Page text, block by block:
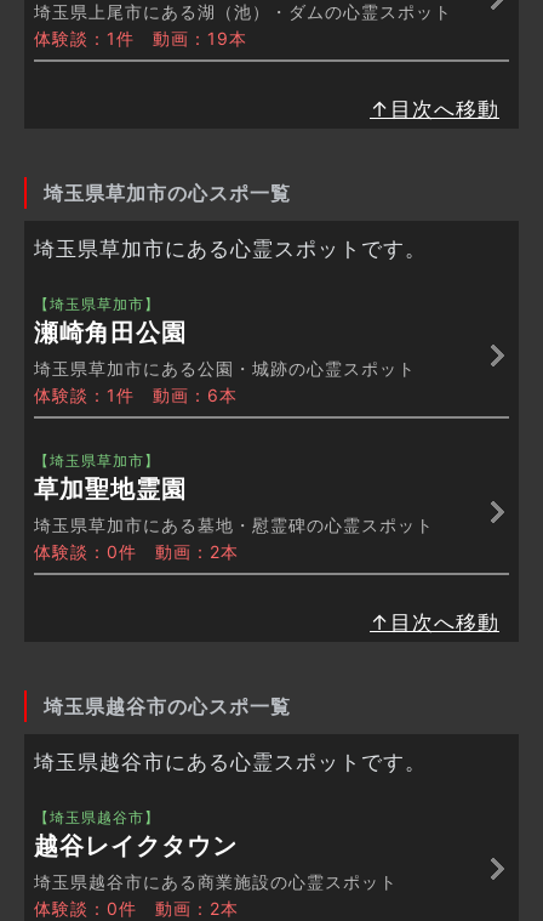
埼玉県上尾市にある湖（池）・ダムの心霊スポット
体験談：1件 動画：19本
↑目次へ移動
埼玉県草加市の心スポ一覧
埼玉県草加市にある心霊スポットです。
【埼玉県草加市】
瀬崎角田公園
埼玉県草加市にある公園・城跡の心霊スポット
体験談：1件 動画：6本
【埼玉県草加市】
草加聖地霊園
埼玉県草加市にある墓地・慰霊碑の心霊スポット
体験談：0件 動画：2本
↑目次へ移動
埼玉県越谷市の心スポ一覧
埼玉県越谷市にある心霊スポットです。
【埼玉県越谷市】
越谷レイクタウン
埼玉県越谷市にある商業施設の心霊スポット
体験談：0件 動画：2本